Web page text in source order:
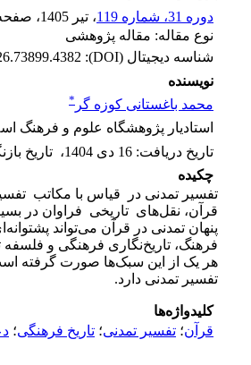
دوره 31، شماره 119
، تیر 1405 ،
نوع مقاله: مقاله پژوهشی
شناسه دیجیتال (DOI):
نویسنده
محمد باغستانی کوزه گر *
استادیار پژوهشگاه علوم و فرهنگ
تاریخ دریافت: 16 دی 1404 ، تاریخ
چکیده
تفسیر تمدنی در قیاس با مکاتب
قرآن، نقل‌های تاریخی فراوان در
پنهان تمدنی در قرآن می‌تواند
فرهنگ، تاریخ‌نگاری فرهنگی و
هر یک از این سبک‌ها صورت گرفته
تفسیر تمدنی دارد.
کلیدواژه‌ها
قرآن؛ تفسیر تمدنی؛ تاریخ فرهنگی؛